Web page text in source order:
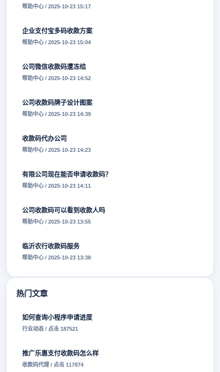
帮助中心 / 2025-10-23 15:17
企业支付宝多码收款方案
帮助中心 / 2025-10-23 15:04
公司微信收款码遭冻结
帮助中心 / 2025-10-23 14:52
公司收款码牌子设计图案
帮助中心 / 2025-10-23 14:39
收款码代办公司
帮助中心 / 2025-10-23 14:23
有限公司现在能否申请收款码？
帮助中心 / 2025-10-23 14:11
公司收款码可以看到收款人吗
帮助中心 / 2025-10-23 13:55
临沂农行收款码服务
帮助中心 / 2025-10-23 13:38
热门文章
如何查询小程序申请进度
行业动态 / 点击 187521
推广乐惠支付收款码怎么样
收款码代理 / 点击 117874